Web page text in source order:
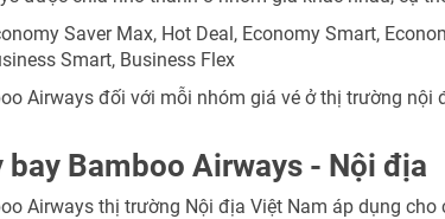
Saver Max, Hot Deal, Economy Smart,
Smart, Business Flex
Airways đối với mỗi nhóm giá vé ở thị trường
Bamboo Airways - Nội địa
Airways thị trường Nội địa Việt Nam áp dụng